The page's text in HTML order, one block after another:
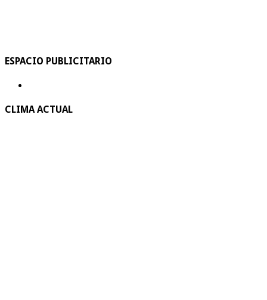
ESPACIO PUBLICITARIO
CLIMA ACTUAL